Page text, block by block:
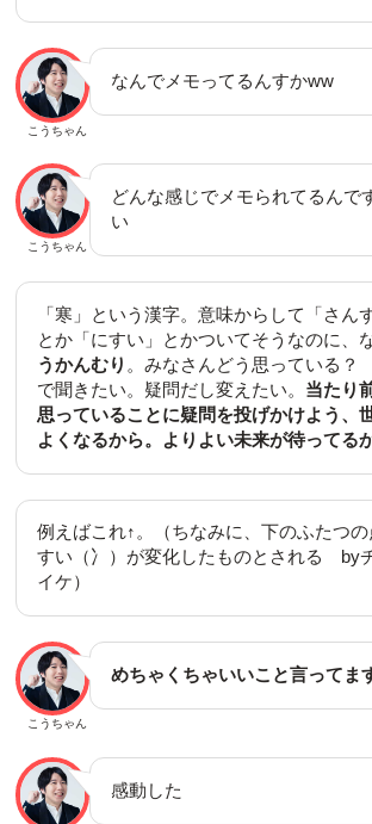
こうちゃん
なんでメモってるんすかww
こうちゃん
どんな感じでメモられてるん
い
「寒」という漢字。意味からして「さんず
とか「にすい」とかついてそうなのに、
うかんむり 。みなさんどう思っている
で聞きたい。疑問だし変えたい。 当たり
思っていることに疑問を投げかけよう、
よくなるから。よりよい未来が待ってるか
例えばこれ↑。（ちなみに、下のふたつの
すい（冫）が変化したものとされる by
イケ）
こうちゃん
めちゃくちゃいいこと言ってま
感動した